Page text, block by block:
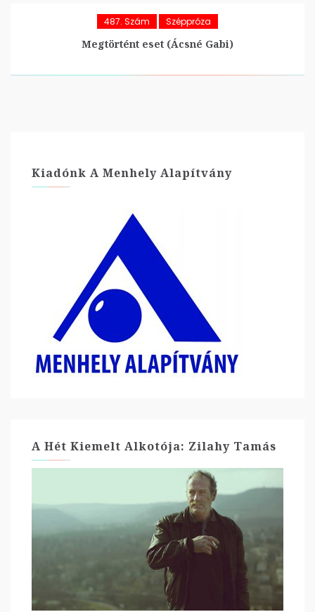
487. Szám Széppróza
Megtörtént eset (Ácsné Gabi)
Kiadónk A Menhely Alapítvány
A Hét Kiemelt Alkotója: Zilahy Tamás